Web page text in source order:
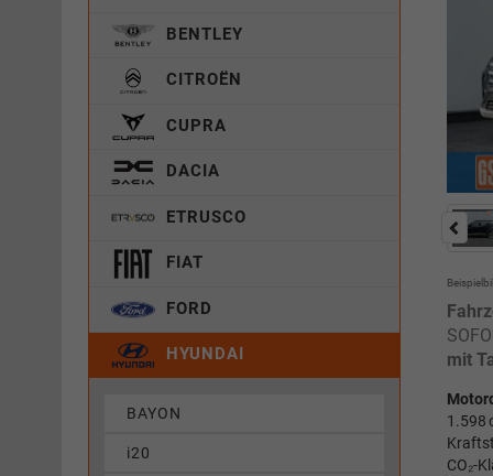
mit
1.598
CO₂-
BENTLEY
CITROËN
CUPRA
DACIA
ETRUSCO
FIAT
FORD
HYUNDAI
BAYON
i20